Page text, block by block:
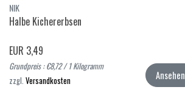
NIK
Halbe Kichererbsen
EUR 3,49
Grundpreis : €8,72 / 1 Kilogramm
zzgl. Versandkosten Ansehen